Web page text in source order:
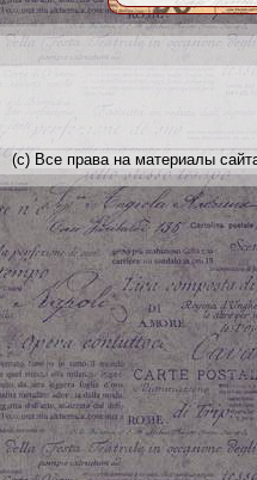
(с) Все права на материалы